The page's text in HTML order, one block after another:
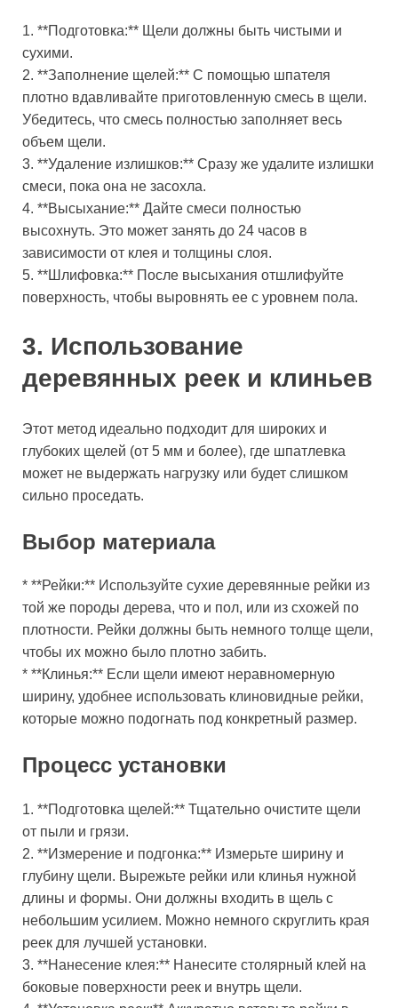
1. **Подготовка:** Щели должны быть чистыми и
сухими.
2. **Заполнение щелей:** С помощью шпателя
плотно вдавливайте приготовленную смесь в щели.
Убедитесь, что смесь полностью заполняет весь
объем щели.
3. **Удаление излишков:** Сразу же удалите излишки
смеси, пока она не засохла.
4. **Высыхание:** Дайте смеси полностью
высохнуть. Это может занять до 24 часов в
зависимости от клея и толщины слоя.
5. **Шлифовка:** После высыхания отшлифуйте
поверхность, чтобы выровнять ее с уровнем пола.
3. Использование
деревянных реек и клиньев
Этот метод идеально подходит для широких и
глубоких щелей (от 5 мм и более), где шпатлевка
может не выдержать нагрузку или будет слишком
сильно проседать.
Выбор материала
* **Рейки:** Используйте сухие деревянные рейки из
той же породы дерева, что и пол, или из схожей по
плотности. Рейки должны быть немного толще щели,
чтобы их можно было плотно забить.
* **Клинья:** Если щели имеют неравномерную
ширину, удобнее использовать клиновидные рейки,
которые можно подогнать под конкретный размер.
Процесс установки
1. **Подготовка щелей:** Тщательно очистите щели
от пыли и грязи.
2. **Измерение и подгонка:** Измерьте ширину и
глубину щели. Вырежьте рейки или клинья нужной
длины и формы. Они должны входить в щель с
небольшим усилием. Можно немного скруглить края
реек для лучшей установки.
3. **Нанесение клея:** Нанесите столярный клей на
боковые поверхности реек и внутрь щели.